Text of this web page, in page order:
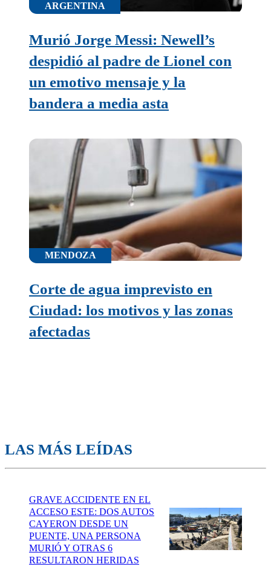
ARGENTINA
Murió Jorge Messi: Newell’s
despidió al padre de Lionel con
un emotivo mensaje y la
bandera a media asta
MENDOZA
Corte de agua imprevisto en
Ciudad: los motivos y las zonas
afectadas
LAS MÁS LEÍDAS
GRAVE ACCIDENTE EN EL
ACCESO ESTE: DOS AUTOS
CAYERON DESDE UN
PUENTE, UNA PERSONA
MURIÓ Y OTRAS 6
RESULTARON HERIDAS